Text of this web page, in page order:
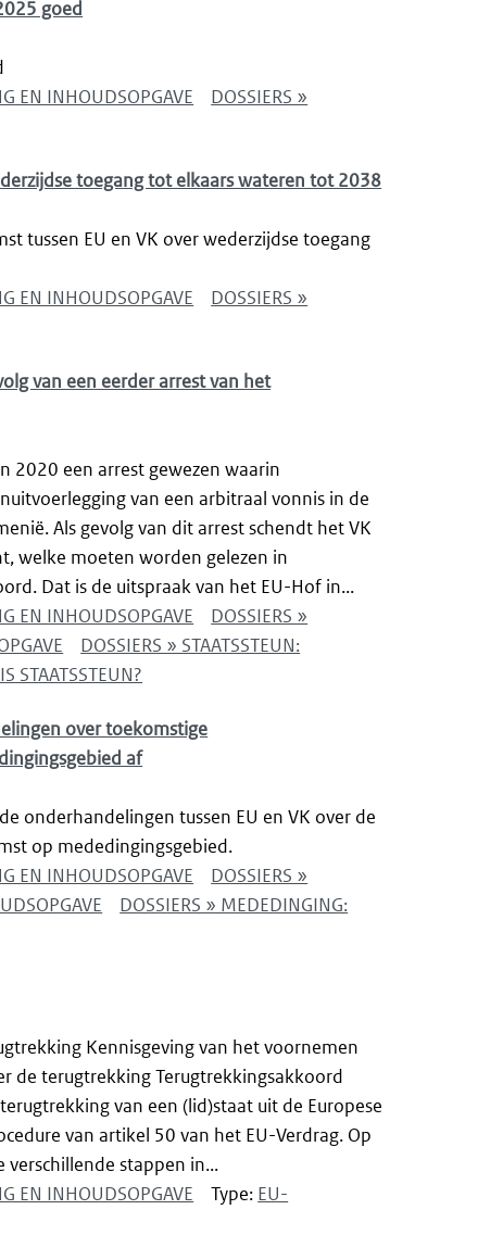
goed
EN INHOUDSOPGAVE
DOSSIERS »
toegang tot elkaars wateren tot 2038
tussen EU en VK over wederzijdse toegang
EN INHOUDSOPGAVE
DOSSIERS »
van een eerder arrest van het
2020 een arrest gewezen waarin
van een arbitraal vonnis in de
Als gevolg van dit arrest schendt het VK
welke moeten worden gelezen in
Dat is de uitspraak van het EU-Hof in...
EN INHOUDSOPGAVE
DOSSIERS »
DOSSIERS » STAATSSTEUN:
STAATSSTEUN?
over toekomstige
af
onderhandelingen tussen EU en VK over de
op mededingingsgebied.
EN INHOUDSOPGAVE
DOSSIERS »
DOSSIERS » MEDEDINGING:
Kennisgeving van het voornemen
de terugtrekking Terugtrekkingsakkoord
van een (lid)staat uit de Europese
van artikel 50 van het EU-Verdrag. Op
verschillende stappen in...
EN INHOUDSOPGAVE Type: EU-